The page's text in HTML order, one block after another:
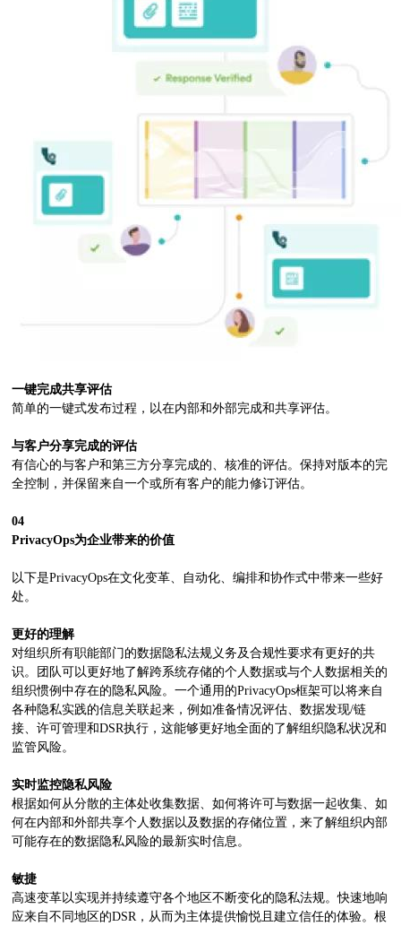
一键完成共享评估
简单的一键式发布过程，以在内部和外部完成和共享评估。
与客户分享完成的评估
有信心的与客户和第三方分享完成的、核准的评估。保持对版本的完
全控制，并保留来自一个或所有客户的能力修订评估。
04
PrivacyOps为企业带来的价值
以下是PrivacyOps在文化变革、自动化、编排和协作式中带来一些好
处。
更好的理解
对组织所有职能部门的数据隐私法规义务及合规性要求有更好的共
识。团队可以更好地了解跨系统存储的个人数据或与个人数据相关的
组织惯例中存在的隐私风险。一个通用的PrivacyOps框架可以将来自
各种隐私实践的信息关联起来，例如准备情况评估、数据发现/链
接、许可管理和DSR执行，这能够更好地全面的了解组织隐私状况和
监管风险。
实时监控隐私风险
根据如何从分散的主体处收集数据、如何将许可与数据一起收集、如
何在内部和外部共享个人数据以及数据的存储位置，来了解组织内部
可能存在的数据隐私风险的最新实时信息。
敏捷
高速变革以实现并持续遵守各个地区不断变化的隐私法规。快速地响
应来自不同地区的DSR，从而为主体提供愉悦且建立信任的体验。根